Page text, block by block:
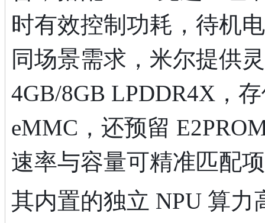
时有效控制功耗，待机
同场景需求，米尔提供
4GB/8GB LPDDR4X，
eMMC，还预留
速率与容量可精准匹配
其内置的独立 NPU 算力